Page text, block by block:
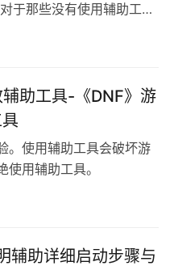
于那些没有使用辅助工具
辅助工具-《DNF》游
。使用辅助工具会破坏游
用辅助工具。
辅助详细启动步骤与